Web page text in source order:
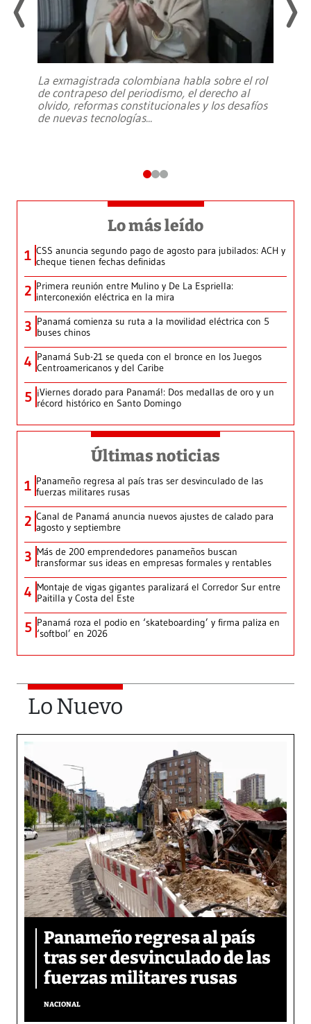
La exmagistrada colombiana habla sobre el rol
de contrapeso del periodismo, el derecho al
olvido, reformas constitucionales y los desafíos
de nuevas tecnologías...
Lo más leído
1 CSS anuncia segundo pago de agosto para jubilados: ACH y
cheque tienen fechas definidas
2 Primera reunión entre Mulino y De La Espriella:
interconexión eléctrica en la mira
3 Panamá comienza su ruta a la movilidad eléctrica con 5
buses chinos
4 Panamá Sub-21 se queda con el bronce en los Juegos
Centroamericanos y del Caribe
5 ¡Viernes dorado para Panamá!: Dos medallas de oro y un
récord histórico en Santo Domingo
Últimas noticias
1 Panameño regresa al país tras ser desvinculado de las
fuerzas militares rusas
2 Canal de Panamá anuncia nuevos ajustes de calado para
agosto y septiembre
3 Más de 200 emprendedores panameños buscan
transformar sus ideas en empresas formales y rentables
4 Montaje de vigas gigantes paralizará el Corredor Sur entre
Paitilla y Costa del Este
5 Panamá roza el podio en ‘skateboarding’ y firma paliza en
‘softbol’ en 2026
Lo Nuevo
Panameño regresa al país
tras ser desvinculado de las
fuerzas militares rusas
NACIONAL